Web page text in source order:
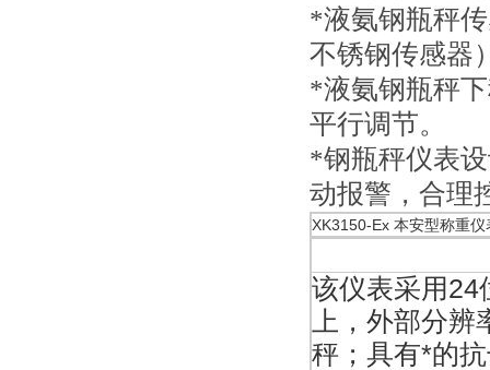
*液氨钢瓶秤
不锈钢传感器
*液氨钢瓶秤
平行调节。
*钢瓶秤仪表
动报警，合理
XK3150-Ex 本安型称重仪
该仪表采用24
上，外部分
秤；具有*的